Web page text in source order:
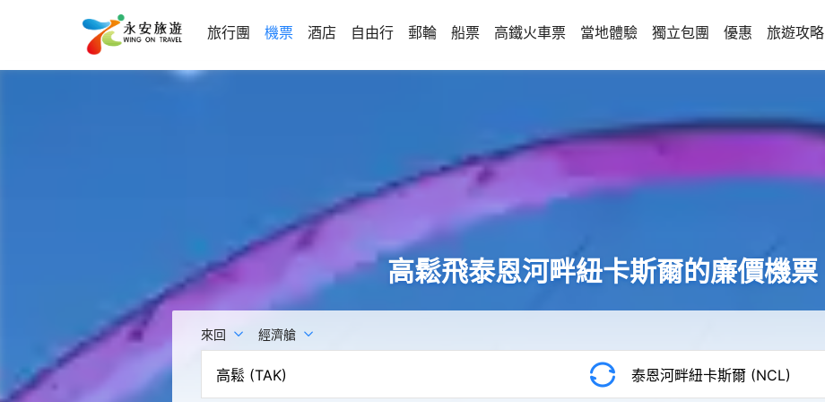
旅行團 機票 酒店 自由行 郵輪 船票 高鐵火車票 當地體驗 獨立包團 優惠 旅遊攻略
高鬆飛泰恩河畔紐卡斯爾的廉價機票
來回 經濟艙